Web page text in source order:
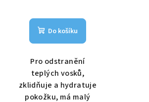
Do košíku
Pro odstranění
teplých vosků,
zklidňuje a hydratuje
pokožku, má malý